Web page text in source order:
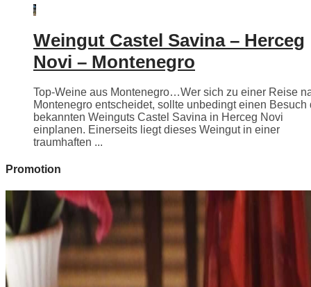
Weingut Castel Savina – Herceg
Novi – Montenegro
Top-Weine aus Montenegro…Wer sich zu einer Reise
Montenegro entscheidet, sollte unbedingt einen Besuch
bekannten Weinguts Castel Savina in Herceg Novi
einplanen. Einerseits liegt dieses Weingut in einer
traumhaften ...
Promotion